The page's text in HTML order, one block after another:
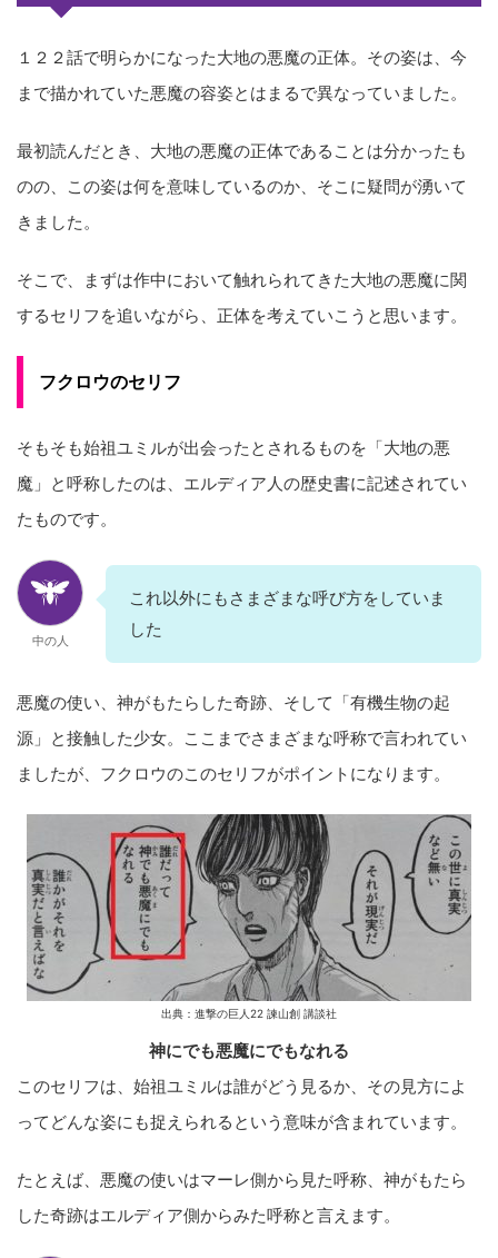
１２２話で明らかになった大地の悪魔の正体。その姿は、今
まで描かれていた悪魔の容姿とはまるで異なっていました。
最初読んだとき、大地の悪魔の正体であることは分かったも
のの、この姿は何を意味しているのか、そこに疑問が湧いて
きました。
そこで、まずは作中において触れられてきた大地の悪魔に関
するセリフを追いながら、正体を考えていこうと思います。
フクロウのセリフ
そもそも始祖ユミルが出会ったとされるものを「大地の悪
魔」と呼称したのは、エルディア人の歴史書に記述されてい
たものです。
中の人
これ以外にもさまざまな呼び方をしていま
した
悪魔の使い、神がもたらした奇跡、そして「有機生物の起
源」と接触した少女。ここまでさまざまな呼称で言われてい
ましたが、フクロウのこのセリフがポイントになります。
出典：進撃の巨人22 諫山創 講談社
神にでも悪魔にでもなれる
このセリフは、始祖ユミルは誰がどう見るか、その見方によ
ってどんな姿にも捉えられるという意味が含まれています。
たとえば、悪魔の使いはマーレ側から見た呼称、神がもたら
した奇跡はエルディア側からみた呼称と言えます。